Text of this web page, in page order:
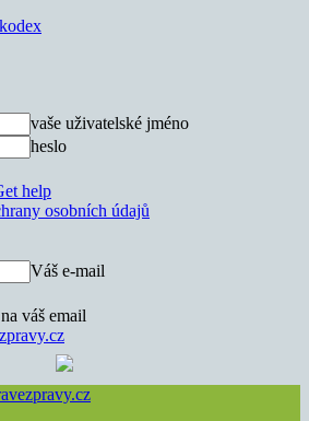
vaše uživatelské jméno
heslo
help
osobních údajů
Váš e-mail
váš email